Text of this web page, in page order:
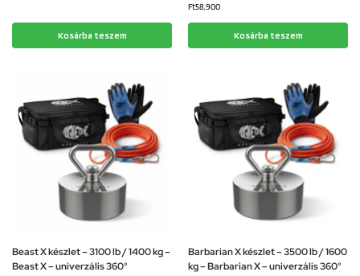
Kosárba teszem
Ft58,900
Kosárba teszem
Beast X készlet – 3100 lb / 1400 kg –
Beast X – univerzális 360°
Barbarian X készlet – 3500 lb / 1600
kg – Barbarian X – univerzális 360°